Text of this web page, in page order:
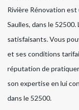
Rivière Rénovation
Saulles, dans le
satisfaisants. Vous
et ses conditions
réputation de
son expertise en lui
dans le 52500.